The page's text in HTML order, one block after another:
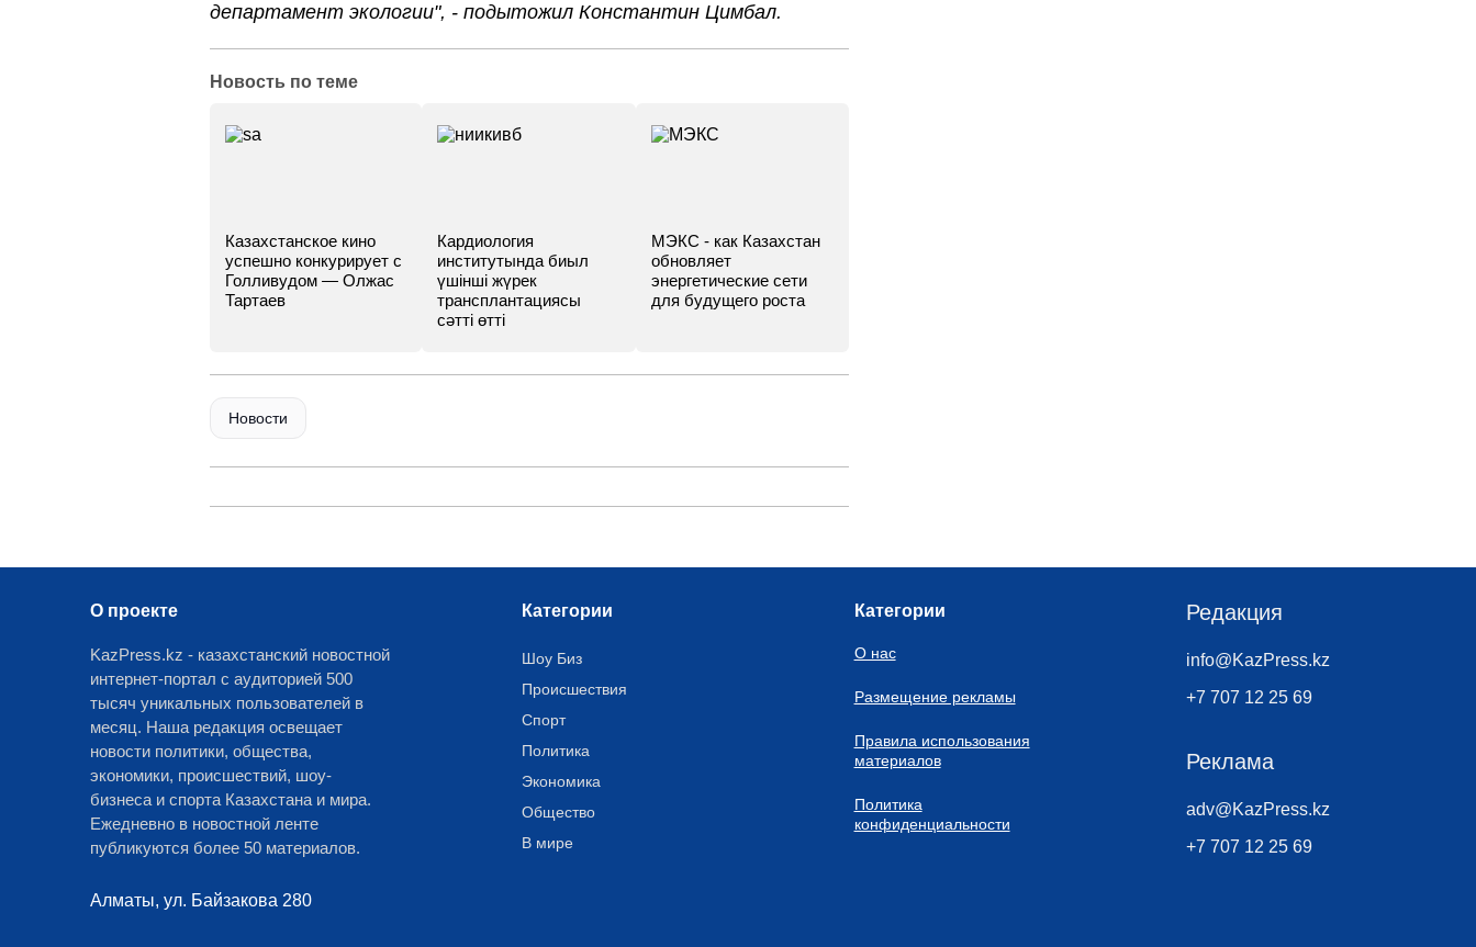
департамент экологии", - подытожил Константин Цимбал.
Новость по теме
Казахстанское кино
успешно конкурирует с
Голливудом — Олжас
Тартаев
Кардиология
институтында биыл
үшінші жүрек
трансплантациясы
сәтті өтті
МЭКС - как Казахстан
обновляет
энергетические сети
для будущего роста
Новости
О проекте
KazPress.kz - казахстанский новостной
интернет-портал с аудиторией 500
тысяч уникальных пользователей в
месяц. Наша редакция освещает
новости политики, общества,
экономики, происшествий, шоу-
бизнеса и спорта Казахстана и мира.
Ежедневно в новостной ленте
публикуются более 50 материалов.
Алматы, ул. Байзакова 280
Категории
Шоу Биз
Происшествия
Спорт
Политика
Экономика
Общество
В мире
Категории
О нас
Размещение рекламы
Правила использования
материалов
Политика
конфиденциальности
Редакция
info@KazPress.kz
+7 707 12 25 69
Реклама
adv@KazPress.kz
+7 707 12 25 69